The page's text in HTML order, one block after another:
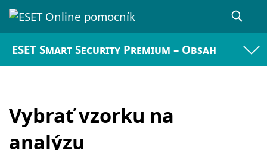
ESET Smart Security Premium – Obsah
Vybrať vzorku na
analýzu